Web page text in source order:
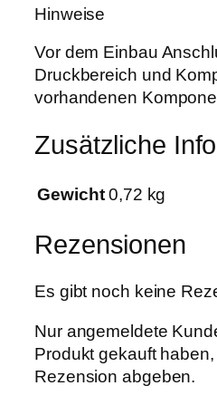
0
€
i
t
u
n
M
e
g
Hinweise
Vor dem Einbau
Druckbereich und
vorhandenen
Zusätzliche
Gewicht 0,72 kg
Rezensionen
Es gibt noch keine
Nur angemeldete
Produkt gekauft
Rezension abgeben.